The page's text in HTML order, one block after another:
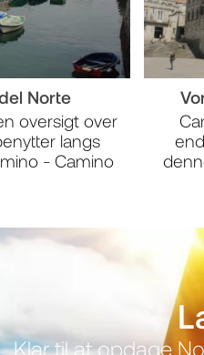
Norte
oversigt over
langs
- Camino
Klar til at opdage